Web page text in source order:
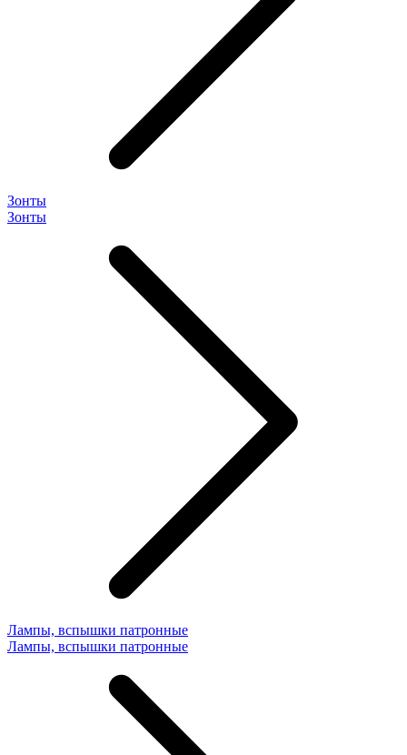
Зонты
Зонты
Лампы, вспышки патронные
Лампы, вспышки патронные